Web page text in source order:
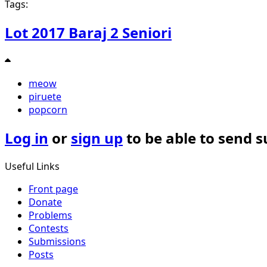
Tags:
Lot 2017 Baraj 2 Seniori
meow
piruete
popcorn
Log in or sign upto be able to send
Useful Links
Front page
Donate
Problems
Contests
Submissions
Posts